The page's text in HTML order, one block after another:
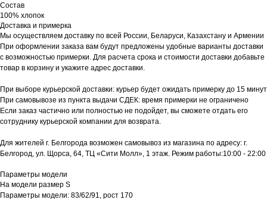
Состав
100% хлопок
Доставка и примерка
Мы осуществляем доставку по всей России, Беларуси, Казахстану и Армении
При оформлении заказа вам будут предложены удобные варианты доставки
с возможностью примерки. Для расчета срока и стоимости доставки добавьте
товар в корзину и укажите адрес доставки.
При выборе курьерской доставки: курьер будет ожидать примерку до 15 минут
При самовывозе из пункта выдачи СДЕК: время примерки не ограничено
Если заказ частично или полностью не подойдет, вы сможете отдать его
сотруднику курьерской компании для возврата.
Для жителей г. Белгорода возможен самовывоз из магазина по адресу: г.
Белгород, ул. Щорса, 64, ТЦ «Сити Молл», 1 этаж. Режим работы:10:00 - 22:00
Параметры модели
На модели размер S
Параметры модели: 83/62/91, рост 170